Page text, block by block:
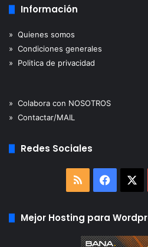
Información
» Quienes somos
» Condiciones generales
» Politica de privacidad
» Colabora con NOSOTROS
» Contactar/MAIL
Redes Sociales
RSS
Mejor Hosting para